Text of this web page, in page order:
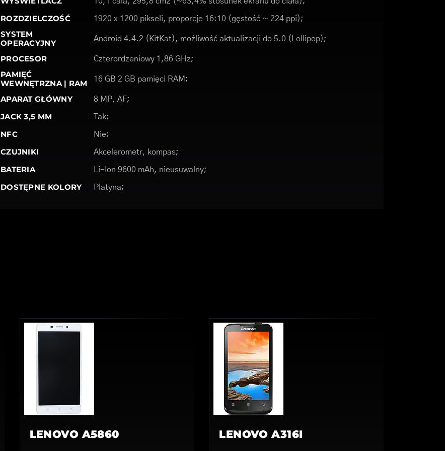
ROZDZIELCZOŚĆ 1920 x 1200 pikseli, proporcje 16:10 (gęstość ~ 224 ppi);
SYSTEM
OPERACYJNY
Android 4.4.2 (KitKat), możliwość aktualizacji do 5.0 (Lollipop);
PROCESOR Czterordzeniowy 1,86 GHz;
PAMIĘĆ
WEWNĘTRZNA | RAM
16 GB 2 GB pamięci RAM;
APARAT GŁÓWNY 8 MP, AF;
JACK 3,5 MM Tak;
NFC Nie;
CZUJNIKI Akcelerometr, kompas;
BATERIA Li-Ion 9600 mAh, nieusuwalny;
DOSTĘPNE KOLORY Platyna;
LENOVO A5860 LENOVO A316I